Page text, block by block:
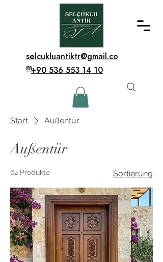
+90 536 553 14 10
selcukluantiktr@gmail.co
m
Start Außentür
Außentür
62 Produkte Sortierung